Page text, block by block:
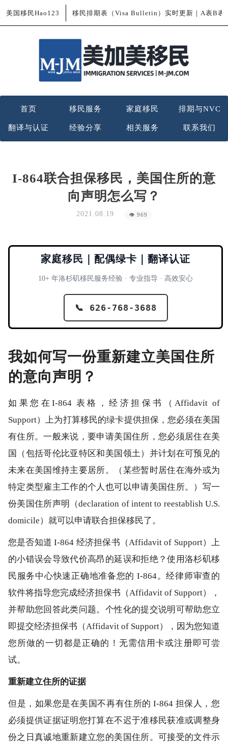
美国移民Hao123 移民排期表（Visa Bulletin）实时更新｜A表B表
首页 移民服务 家庭移民 排期与NVC
翻译与认证 经验分享 相关服务 联系我们
I-864联合担保移民，美国住所的意
向声明怎么写？
2021.08.19 👁 969
家庭移民｜配偶绿卡｜翻译认证
10+ 年洛杉矶移民服务经验 · 专业指导 · 高效安心
📞 626-768-3688
我如何写一份重新建立美国住所
的意向声明？
如果您在I-864 表格，经济担保书（Affidavit of
Support）上为打算移民的绿卡提供担保，您必须在美国
有住所。一般来说，要申请美国住所，您必须居住在美
国（包括哥伦比亚特区和美国领土）并计划在可预见的
未来在美国维持主要居所。（某些暂时居住在海外或为
特定类型雇主工作的个人也可以申请美国住所。）写一
份美国住所声明（declaration of intent to reestablish U.S.
domicile）就可以申请联合担保移民了。
您是否知道 I-864 经济担保书（Affidavit of Support）上
的小错误会导致代价高昂的延误和拒绝？使用洛杉矶移
民服务中心快速正确地准备您的 I-864。经律师审查的
软件将指导您完成经济担保书（Affidavit of Support），
并帮助您回答此类问题。个性化的提交说明可帮助您立
即提交经济担保书（Affidavit of Support），因为您知道
您所做的一切都是正确的！无需信用卡或注册即可尝
试。
重新建立住所的证据
但是，如果您是在美国不再有住所的 I-864 担保人，您
必须提供证据证明您打算在不迟于准移民获准或调整身
份之日真诚地重新建立您的美国住所。可接受的文件示